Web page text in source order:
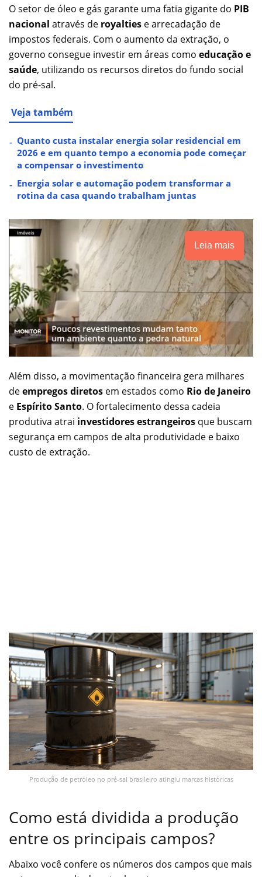
O setor de óleo e gás garante uma fatia gigante do PIB
nacional através de royalties e arrecadação de
impostos federais. Com o aumento da extração, o
governo consegue investir em áreas como educação e
saúde, utilizando os recursos diretos do fundo social
do pré-sal.
Veja também
Quanto custa instalar energia solar residencial em
2026 e em quanto tempo a economia pode começar
a compensar o investimento
Energia solar e automação podem transformar a
rotina da casa quando trabalham juntas
Leia mais
Além disso, a movimentação financeira gera milhares
deempregos diretos em estados como Rio de Janeiro
e Espírito Santo. O fortalecimento dessa cadeia
produtiva atrai investidores estrangeiros que buscam
segurança em campos de alta produtividade e baixo
custo de extração.
Produção de petróleo no pré-sal brasileiro atingiu marcas históricas
Como está dividida a produção
entre os principais campos?
Abaixo você confere os números dos campos que mais